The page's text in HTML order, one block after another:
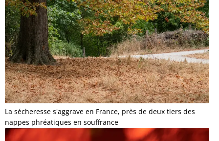
La sécheresse s'aggrave en France, près de deux tiers des
nappes phréatiques en souffrance